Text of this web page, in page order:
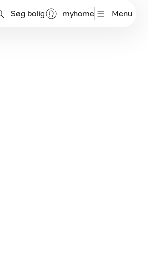
Søg bolig myhome Menu